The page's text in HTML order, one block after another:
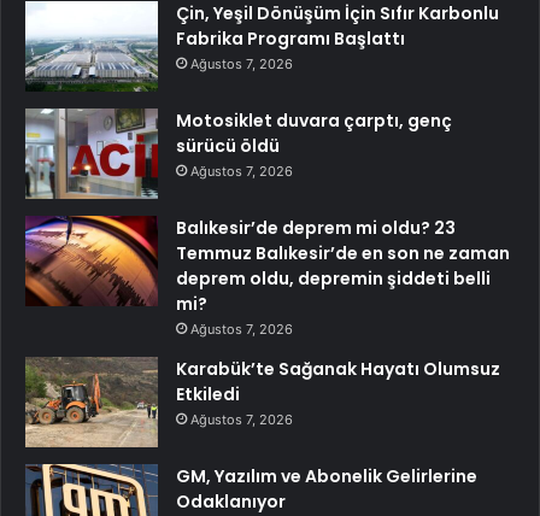
Çin, Yeşil Dönüşüm İçin Sıfır Karbonlu
Fabrika Programı Başlattı
Ağustos 7, 2026
Motosiklet duvara çarptı, genç
sürücü öldü
Ağustos 7, 2026
Balıkesir’de deprem mi oldu? 23
Temmuz Balıkesir’de en son ne zaman
deprem oldu, depremin şiddeti belli
mi?
Ağustos 7, 2026
Karabük’te Sağanak Hayatı Olumsuz
Etkiledi
Ağustos 7, 2026
GM, Yazılım ve Abonelik Gelirlerine
Odaklanıyor